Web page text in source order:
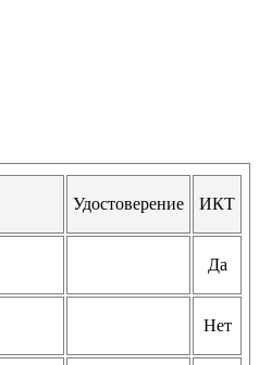
Удостоверение ИКТ
Да
Нет